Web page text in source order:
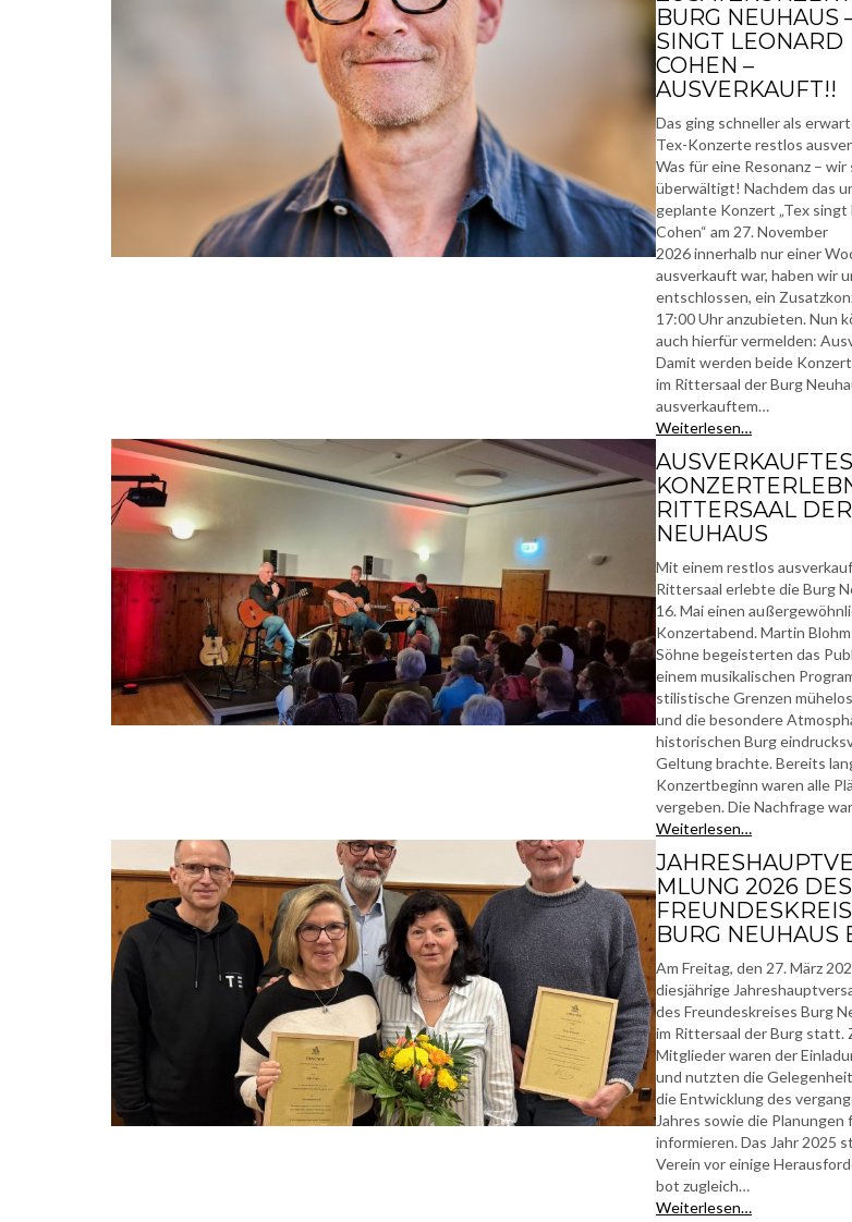
BURG NEUHAUS
SINGT LEONARD
COHEN –
AUSVERKAUFT!!
Das ging schneller als
Tex-Konzerte restlos
Was für eine Resonanz – wir
überwältigt! Nachdem das
geplante Konzert „Tex singt
Cohen“ am 27. November
2026 innerhalb nur einer
ausverkauft war, haben wir
entschlossen, ein
17:00 Uhr anzubieten. Nun
auch hierfür vermelden:
Damit werden beide
im Rittersaal der Burg
ausverkauftem…
Weiterlesen…
AUSVERKAUFTES
RITTERSAAL
NEUHAUS
Mit einem restlos
Rittersaal erlebte die Burg
16. Mai einen
Konzertabend. Martin
Söhne begeisterten das
einem musikalischen
stilistische Grenzen
und die besondere
historischen Burg
Geltung brachte. Bereits
Konzertbeginn waren alle
vergeben. Die Nachfrage
Weiterlesen…
MLUNG 2026 DES
BURG NEUHAUS
Am Freitag, den 27. März
diesjährige
des Freundeskreises Burg
im Rittersaal der Burg statt.
Mitglieder waren der
und nutzten die
die Entwicklung des
Jahres sowie die Planungen
informieren. Das Jahr 2025
Verein vor einige
bot zugleich…
Weiterlesen…